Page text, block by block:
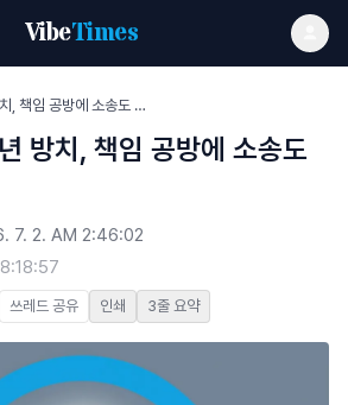
VibeTimes
만 톤 쓰레기 5년 방치, 책임 공방에 소송도 불사
방치, 책임 공방에 소송도
7. 2. AM 2:46:02
쓰레드 공유 인쇄 3줄 요약